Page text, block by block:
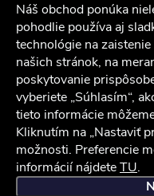
Náš obchod ponúka
pohodlie používa aj
technológie na
našich stránok, na
poskytovanie
vyberiete „Súhlasím“,
tieto informácie
Kliknutím na „Nastaviť
možnosti. Preferencie
informácií nájdeteTU.
Sledovať na
Služby zákazníkom
iocel.sk Obchodné